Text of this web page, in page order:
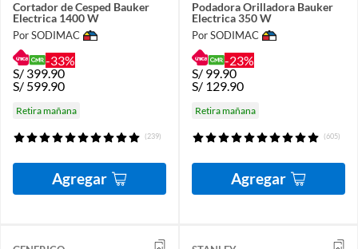
Cortador de Cesped Bauker
Electrica 1400 W
Por SODIMAC
-33%
S/ 399.90
S/ 599.90
Retira mañana
(239)
Agregar
Podadora Orilladora Bauker
Electrica 350 W
Por SODIMAC
-23%
S/ 99.90
S/ 129.90
Retira mañana
(605)
Agregar